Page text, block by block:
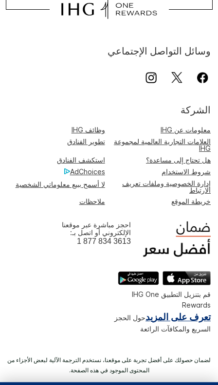
وسائل التواصل الإجتماعي
الشركة
معلومات عن IHG
وظائف IHG
العلامات التجارية العالمية لمجموعة
IHG
تطوير الفنادق
هل تحتاج إلى مساعدة؟
استكشف الفنادق
شروط الاستخدام
AdChoices
إدارة الخصوصية وملفات تعريف
الارتباط
لا أسمح ببيع معلوماتي الشخصية
خريطة الموقع ملاحظات
احجز مباشرة عبر موقعنا
الإلكتروني أو اتصل بـ:
1 877 834 3613
قم بتنزيل التطبيق IHG One
Rewards
تعرف على المزيدحول الحجز
السريع والمكافآت الرائعة
لضمان حصولك على أفضل تجربة على موقعنا، نستخدم الترجمة الآلية لبعض الأجزاء من
المحتوى الموجود في هذه الصفحة.